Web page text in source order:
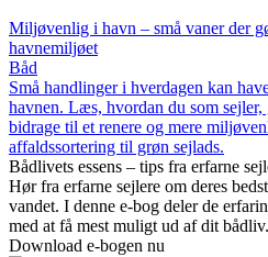
Miljøvenlig i havn – små vaner der
havnemiljøet
Båd
Små handlinger i hverdagen kan
havnen. Læs, hvordan du som
bidrage til et renere og mere
affaldssortering til grøn sejlads.
Bådlivets essens – tips fra erfarne
Hør fra erfarne sejlere om deres
vandet. I denne e-bog deler de
med at få mest muligt ud af dit bådliv.
Download e-bogen nu